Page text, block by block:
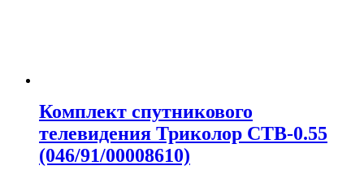
Комплект спутникового
телевидения Триколор СТВ-0.55
(046/91/00008610)